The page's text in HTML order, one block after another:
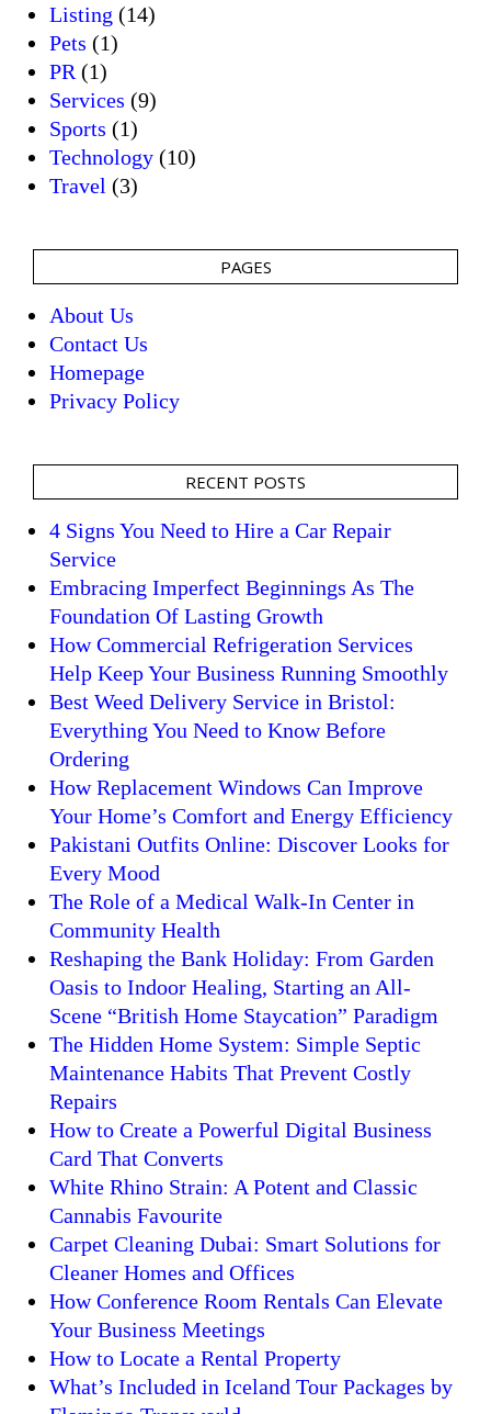
Listing (14)
Pets (1)
PR(1)
Services (9)
Sports (1)
Technology (10)
Travel (3)
PAGES
About Us
Contact Us
Homepage
Privacy Policy
RECENT POSTS
4 Signs You Need to Hire a Car Repair
Service
Embracing Imperfect Beginnings As The
Foundation Of Lasting Growth
How Commercial Refrigeration Services
Help Keep Your Business Running Smoothly
Best Weed Delivery Service in Bristol:
Everything You Need to Know Before
Ordering
How Replacement Windows Can Improve
Your Home’s Comfort and Energy Efficiency
Pakistani Outfits Online: Discover Looks for
Every Mood
The Role of a Medical Walk-In Center in
Community Health
Reshaping the Bank Holiday: From Garden
Oasis to Indoor Healing, Starting an All-
Scene “British Home Staycation” Paradigm
The Hidden Home System: Simple Septic
Maintenance Habits That Prevent Costly
Repairs
How to Create a Powerful Digital Business
Card That Converts
White Rhino Strain: A Potent and Classic
Cannabis Favourite
Carpet Cleaning Dubai: Smart Solutions for
Cleaner Homes and Offices
How Conference Room Rentals Can Elevate
Your Business Meetings
How to Locate a Rental Property
What’s Included in Iceland Tour Packages by